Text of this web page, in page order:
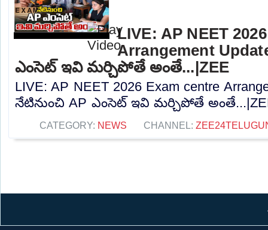
LIVE: AP NEET
Arrangement
ఎంసెట్‌ ఇవి మర్చిపోతే అంతే...|ZEE
LIVE: AP NEET 2026 Exam centre
నేటినుంచి AP ఎంసెట్‌ ఇవి మర్చిపోతే
CATEGORY: NEWS CHANNEL: